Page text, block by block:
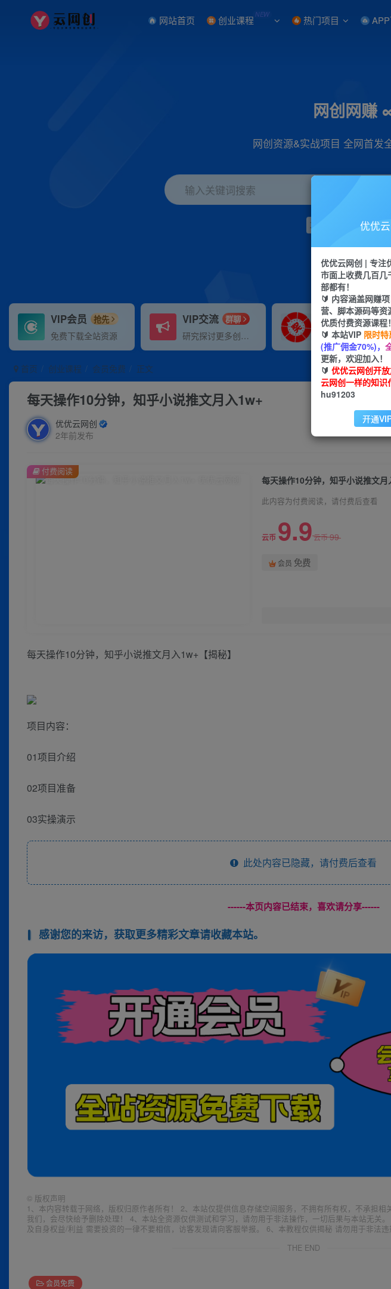
网站首页 创业课程 NEW 热门项目 APP
网创网赚
网创资源&实战项目 全网首发
输入关键词搜索
项目 引流
VIP会员 抢先
免费下载全站资源
VIP交流 群聊
研究探讨更多创业项目路子。
VIP推广
70%分佣
会员专属推广链接
首页 创业课程 会员免费 正文
每天操作10分钟，知乎小说推文月入1w+
优优云网创
2年前发布
每天操作10分钟，知乎小说推文月
此内容为付费阅读，请付费后查看
云币 9.9云币99
会员 免费
付费阅读
每天操作10分钟，知乎小说推文月入1w+【揭秘】
项目内容：
01项目介绍
02项目准备
03实操演示
此处内容已隐藏，请付费后查看
------本页内容已结束，喜欢请分享------
感谢您的来访，获取更多精彩文章请收藏本站。
© 版权声明
1、本内容转载于网络，版权归原作者所有！ 2、本站仅提供信息存储空间服务，不拥有所有权，不承担
我们，会尽快给予删除处理！ 4、本站全资源仅供测试和学习，请勿用于非法操作，一切后果与本站无关
及自身权益/利益 需要投资的一律不要相信，访客发现请向客服举报。 6、本教程仅供揭秘 请勿用于非法
THE END
会员免费
优优
优优云网创 | 专注
市面上收费几百几
部都有！
🔰 内容涵盖网赚
营、脚本源码等
优质付费资源课程！
🔰 本站VIP 限时特
(推广佣金70%)，
更新，欢迎加入！
🔰 优优云网创开
云网创一样的知识
hu91203
开通